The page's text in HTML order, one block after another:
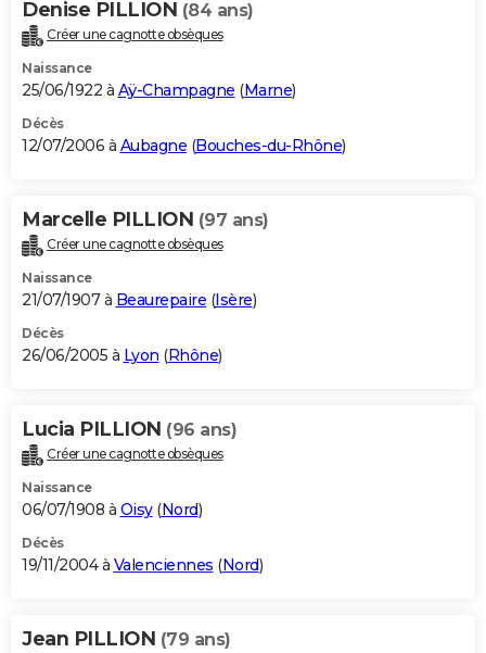
Denise PILLION (84 ans)
Créer une cagnotte obsèques
Naissance
25/06/1922 à Aÿ-Champagne (Marne)
Décès
12/07/2006 à Aubagne (Bouches-du-Rhône)
Marcelle PILLION (97 ans)
Créer une cagnotte obsèques
Naissance
21/07/1907 à Beaurepaire (Isère)
Décès
26/06/2005 à Lyon (Rhône)
Lucia PILLION (96 ans)
Créer une cagnotte obsèques
Naissance
06/07/1908 à Oisy(Nord)
Décès
19/11/2004 à Valenciennes (Nord)
Jean PILLION (79 ans)